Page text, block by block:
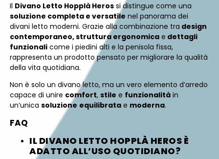
Il Divano Letto Hopplà Heros si distingue come una
soluzione completa e versatile nel panorama dei
divani letto moderni. Grazie alla combinazione tra design
contemporaneo, struttura ergonomica e dettagli
funzionali come i piedini alti e la penisola fissa,
rappresenta un prodotto pensato per migliorare la qualità
della vita quotidiana.
Non è solo un divano letto, ma un vero elemento d’arredo
capace di unire comfort, stile e funzionalità in
un’unica soluzione equilibrata e moderna.
FAQ
IL DIVANO LETTO HOPPLÀ HEROS È
ADATTO ALL’USO QUOTIDIANO?